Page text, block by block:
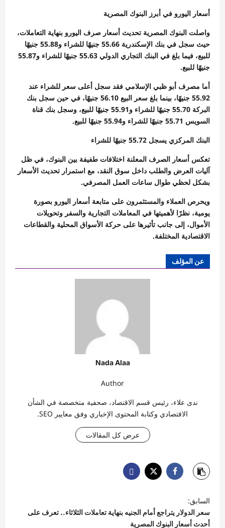
أسعار اليورو في أبرز البنوك المصرية
واصلت البنوك المصرية تحديث أسعار صرف اليورو بنهاية التعاملات،
حيث سجل في بنك الإسكندرية 55.66 جنيهًا للشراء و55.88 جنيهًا
للبيع، فيما بلغ في البنك التجاري الدولي 55.63 جنيهًا للشراء و55.87
جنيهًا للبيع.
أما مصرف أبو ظبي الإسلامي فقد سجل أعلى سعر للشراء عند
55.92 جنيهًا، بينما بلغ سعر البيع 56.10 جنيهًا، في حين سجل بنك
البركة 55.70 جنيهًا للشراء و55.91 جنيهًا للبيع، وسجل بنك قناة
السويس 55.71 جنيهًا للشراء و55.94 جنيهًا للبيع.
البنك المركزي يسجل 55.72 جنيهًا للشراء
تعكس أسعار الصرف المعلنة اختلافات طفيفة بين البنوك، في ظل
آليات العرض والطلب داخل سوق النقد، مع استمرار تحديث الأسعار
بشكل لحظي طوال ساعات العمل المصرفي.
ويحرص العملاء والمستثمرون على متابعة أسعار اليورو بصورة
يومية، نظرًا لأهميتها في المعاملات التجارية والسفر وتحويلات
الأموال، إلى جانب تأثيرها على حركة الأسواق المحلية والقطاعات
الاقتصادية المختلفة.
عن المؤلف
Nada Alaa
Author
ندى علاء، رئيس قسم الاقتصاد، صحفية متخصصة في الشأن
الاقتصادي وكتابة المحتوى الإخباري وفق معايير SEO.
عرض كل المقالات
ص
السابق:
سعر الدولار يتراجع أمام الجنيه بنهاية تعاملات الثلاثاء.. تعرف على
أحدث أسعار البنوك المصرية